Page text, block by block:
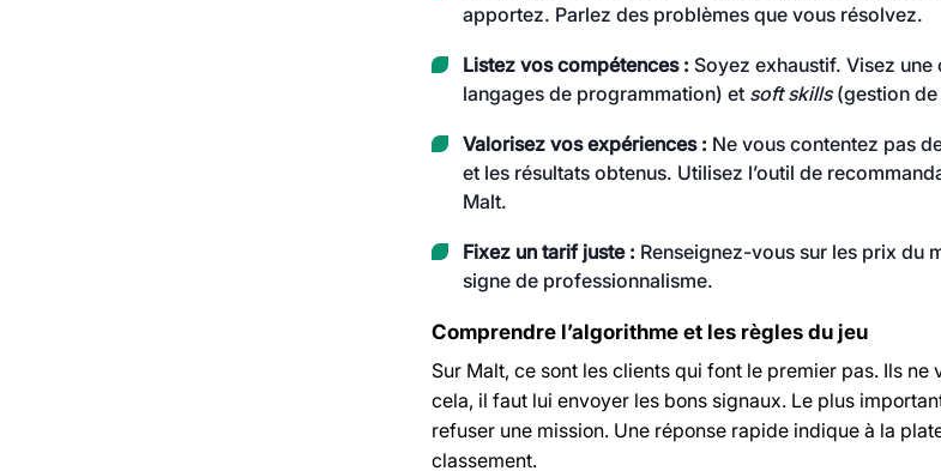
apportez. Parlez des problèmes que vous résolvez.
Listez vos compétences : Soyez exhaustif. Visez
langages de programmation) et soft skills(gestion de
Valorisez vos expériences : Ne vous contentez pas
et les résultats obtenus. Utilisez l’outil de
Malt.
Fixez un tarif juste : Renseignez-vous sur les prix du
signe de professionnalisme.
Comprendre l’algorithme et les règles du jeu
Sur Malt, ce sont les clients qui font le premier pas. Ils
cela, il faut lui envoyer les bons signaux. Le plus
refuser une mission. Une réponse rapide indique à la
classement.